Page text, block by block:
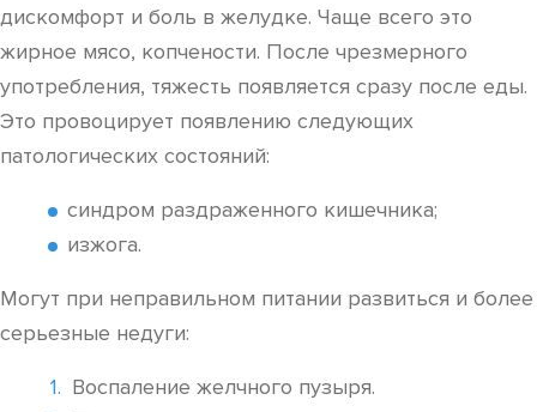
дискомфорт и боль в желудке. Чаще всего это
жирное мясо, копчености. После чрезмерного
употребления, тяжесть появляется сразу после еды.
Это провоцирует появлению следующих
патологических состояний:
синдром раздраженного кишечника;
изжога.
Могут при неправильном питании развиться и более
серьезные недуги:
Воспаление желчного пузыря.